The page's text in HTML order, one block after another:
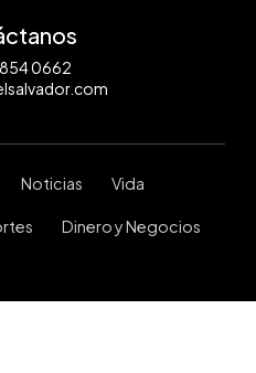
0662
Noticias Vida
Dinero y Negocios